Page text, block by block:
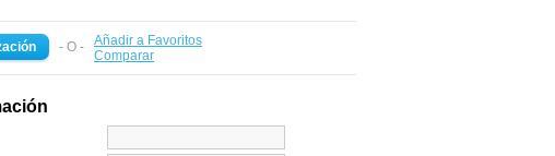
- O -
Añadir a Favoritos
Comparar